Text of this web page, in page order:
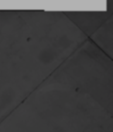
сочетает
нюансами и